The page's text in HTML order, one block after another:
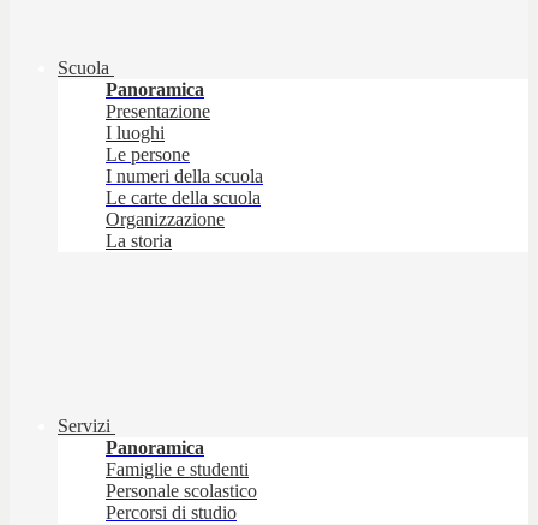
Scuola
Panoramica
Presentazione
I luoghi
Le persone
I numeri della scuola
Le carte della scuola
Organizzazione
La storia
Servizi
Panoramica
Famiglie e studenti
Personale scolastico
Percorsi di studio